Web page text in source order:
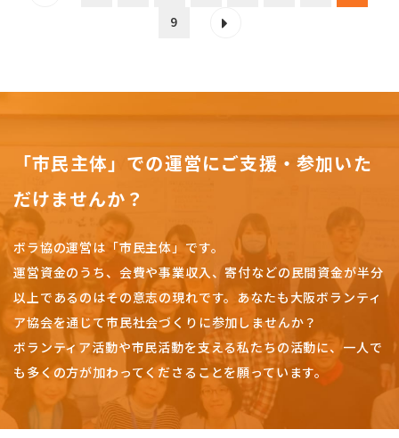
9
「市民主体」での運営にご支援・参加いた
だけませんか？
ボラ協の運営は「市民主体」です。
運営資金のうち、会費や事業収入、寄付などの民間資金が半分
以上であるのはその意志の現れです。 あなたも大阪ボランティ
ア協会を通じて市民社会づくりに参加しませんか？
ボランティア活動や市民活動を支える私たちの活動に、一人で
も多くの方が加わってくださることを願っています。